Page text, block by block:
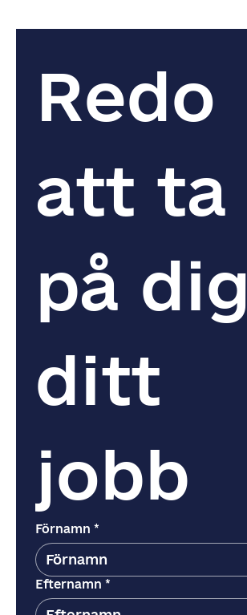
Redo
att ta
på dig
ditt
jobb
Förnamn *
Efternamn *